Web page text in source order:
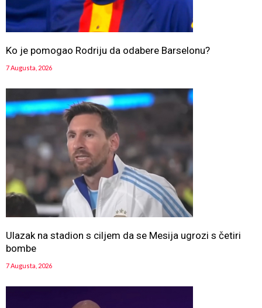
Ko je pomogao Rodriju da odabere Barselonu?
7 Augusta, 2026
Ulazak na stadion s ciljem da se Mesija ugrozi s četiri
bombe
7 Augusta, 2026